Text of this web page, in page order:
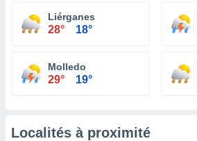
Liérganes
28° 18°
Molledo
29° 19°
Localités à proximité